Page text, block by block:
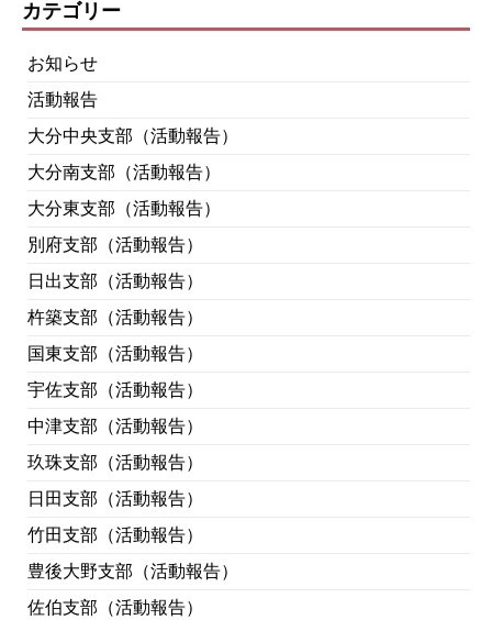
カテゴリー
お知らせ
活動報告
大分中央支部（活動報告）
大分南支部（活動報告）
大分東支部（活動報告）
別府支部（活動報告）
日出支部（活動報告）
杵築支部（活動報告）
国東支部（活動報告）
宇佐支部（活動報告）
中津支部（活動報告）
玖珠支部（活動報告）
日田支部（活動報告）
竹田支部（活動報告）
豊後大野支部（活動報告）
佐伯支部（活動報告）